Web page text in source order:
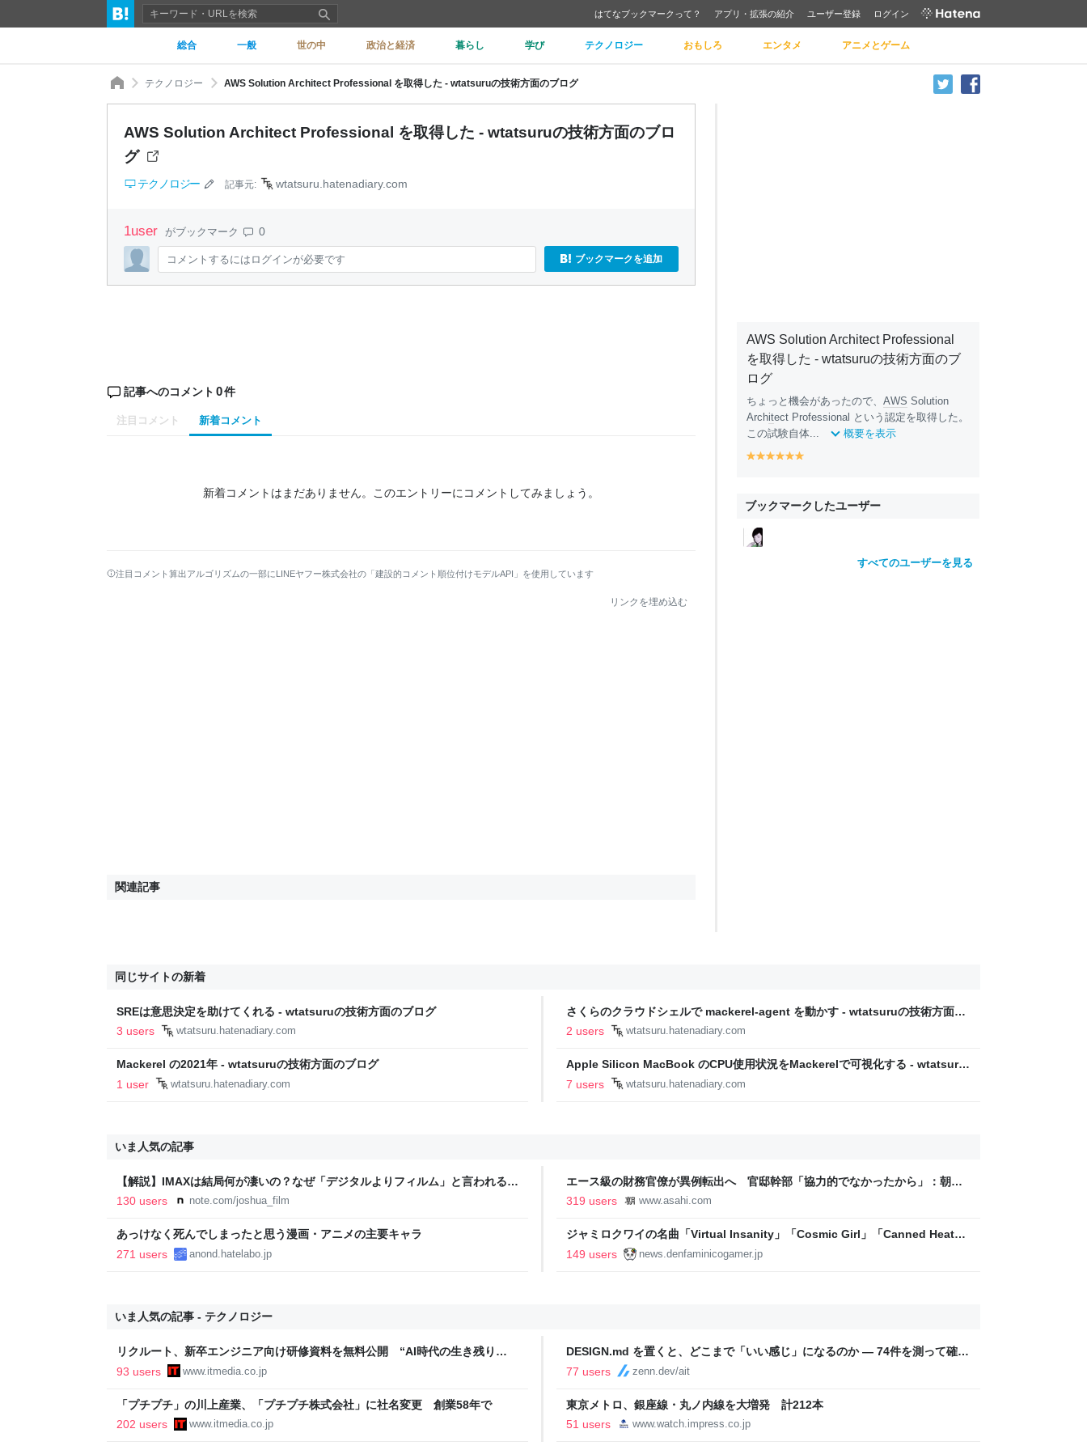
はてなブックマークって？ アプリ・拡張の紹介 ユーザー登録 ログイン
総合 一般 世の中 政治と経済 暮らし 学び テクノロジー おもしろ エンタメ アニメとゲーム
テクノロジー AWS Solution Architect Professional を取得した - wtatsuruの技術方面のブログ
AWS Solution Architect Professional を取得した - wtatsuruの技術方面のブロ
グ
テクノロジー 記事元: wtatsuru.hatenadiary.com
1user がブックマーク 0
コメントするにはログインが必要です ブックマークを追加
記事へのコメント 0件
注目コメント 新着コメント
新着コメントはまだありません。 このエントリーにコメントしてみましょう。
注目コメント算出アルゴリズムの一部にLINEヤフー株式会社の「建設的コメント順位付けモデルAPI」を使用しています
リンクを埋め込む
関連記事
AWS Solution Architect Professional
を取得した - wtatsuruの技術方面のブ
ログ
ちょっと機会があったので、 AWS Solution
Architect Professional という認定を取得した。
この試験自体...
概要を表示
y
o
y
o
y
o
y
o
y
oo
ブックマークしたユーザー
すべてのユーザーを見る
同じサイトの新着
SREは意思決定を助けてくれる - wtatsuruの技術方面のブログ
3 users
wtatsuru.hatenadiary.com
さくらのクラウドシェルで mackerel-agent を動かす - wtatsuruの技術方面の
ブログ
2 users wtatsuru.hatenadiary.com
Mackerel の2021年 - wtatsuruの技術方面のブログ
1 user
wtatsuru.hatenadiary.com
Apple Silicon MacBook のCPU使用状況をMackerelで可視化する - wtatsuru
の技術方面のブログ
7 users wtatsuru.hatenadiary.com
いま人気の記事
【解説】IMAXは結局何が凄いの？なぜ「デジタルよりフィルム」と言われるの
か？｜Joshua Connolly
130 users note.com/joshua_film
エース級の財務官僚が異例転出へ 官邸幹部「協力的でなかったから」：朝日
新聞
319 users www.asahi.com
あっけなく死んでしまったと思う漫画・アニメの主要キャラ
271 users
anond.hatelabo.jp
ジャミロクワイの名曲「Virtual Insanity」「Cosmic Girl」「Canned Heat」
公式日本語字幕付きMVがいきなり公開！「SUMMER SONIC 2026」での9年ぶ
りとなる日本公演を記念して
149 users news.denfaminicogamer.jp
いま人気の記事 - テクノロジー
リクルート、新卒エンジニア向け研修資料を無料公開 “AI時代の生き残り
方”など紹介する13本
93 users www.itmedia.co.jp
DESIGN.md を置くと、どこまで「いい感じ」になるのか — 74件を測って確か
めた
77 users zenn.dev/ait
「プチプチ」の川上産業、「プチプチ株式会社」に社名変更 創業58年で
202 users
www.itmedia.co.jp
東京メトロ、銀座線・丸ノ内線を大増発 計212本
51 users
www.watch.impress.co.jp